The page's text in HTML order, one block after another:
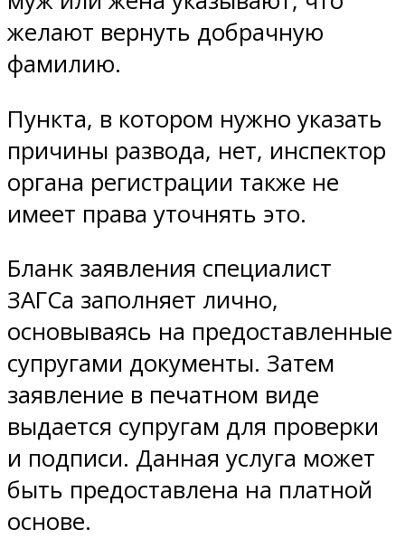
желают вернуть добрачную
фамилию.
Пункта, в котором нужно указать
причины развода, нет, инспектор
органа регистрации также не
имеет права уточнять это.
Бланк заявления специалист
ЗАГСа заполняет лично,
основываясь на предоставленные
супругами документы. Затем
заявление в печатном виде
выдается супругам для проверки
и подписи. Данная услуга может
быть предоставлена на платной
основе.